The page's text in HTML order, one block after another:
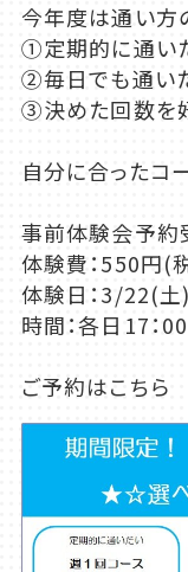
今年度は通い方
①定期的に通い
②毎日でも通い
③決めた回数を
自分に合ったコ
事前体験会予約
体験費：550円
体験日：3/22(
時間：各日17：
ご予約はこち